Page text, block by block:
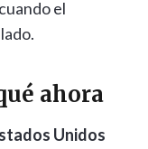
el
ahora
Unidos